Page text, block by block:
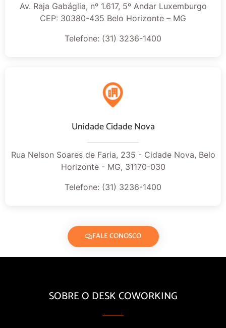
Av. Raja Gabáglia, nº 1.617, 5º Andar Luxemburgo
CEP: 30380-435 Belo Horizonte – MG
Telefone: (31) 3236-1400
Unidade Cidade Nova
Rua Nelson Soares de Faria, 235 - Cidade Nova, Belo
Horizonte - MG, 31170-030
Telefone: (31) 3236-1400
FALE CONOSCO
SOBRE O DESK COWORKING